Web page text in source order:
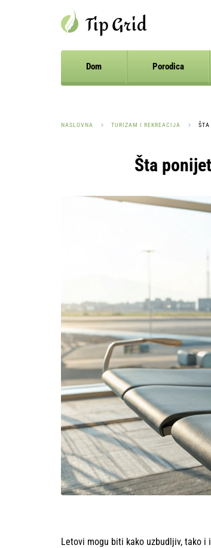
Dom Porodica
NASLOVNA TURIZAM I REKREACIJA ŠTA
Šta
Letovi mogu biti kako uzbudljiv, tako